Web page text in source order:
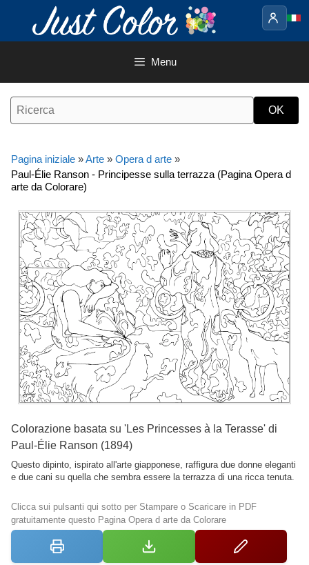
contenuto
Menu
Pagina iniziale »Arte » Opera d arte »
Paul-Élie Ranson - Principesse sulla terrazza (Pagina Opera d
arte da Colorare)
Colorazione basata su 'Les Princesses à la Terasse' di
Paul-Élie Ranson (1894)
Questo dipinto, ispirato all'arte giapponese, raffigura due donne eleganti
e due cani su quella che sembra essere la terrazza di una ricca tenuta.
Clicca sui pulsanti qui sotto per Stampare o Scaricare in PDF
gratuitamente questo Pagina Opera d arte da Colorare